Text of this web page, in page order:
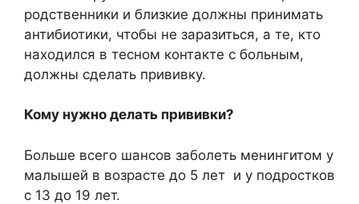
родственники и близкие должны принимать
антибиотики, чтобы не заразиться, а те, кто
находился в тесном контакте с больным,
должны сделать прививку.
Кому нужно делать прививки?
Больше всего шансов заболеть менингитом у
малышей в возрасте до 5 лет и у подростков
с 13 до 19 лет.